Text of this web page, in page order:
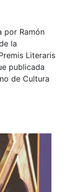
por Ramón
la
Literaris
publicada
de Cultura